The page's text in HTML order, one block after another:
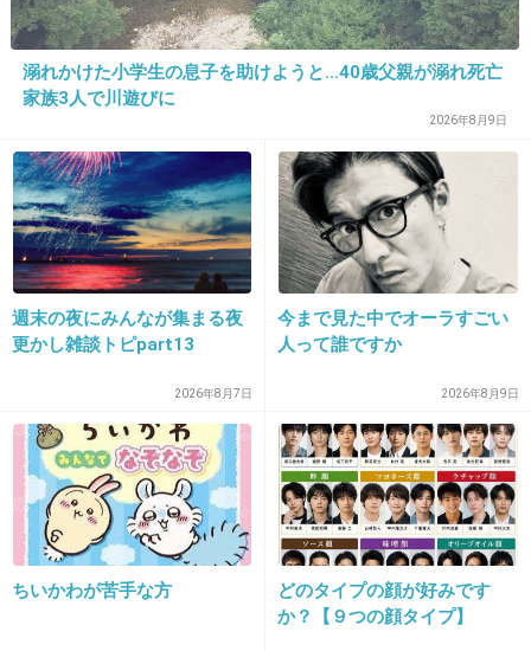
23. 匿名 2013/04/04(木) 21:04:51
17 浦安鉄筋家族だーｗ おもしろいよねｗｗ
+15
24. 匿名2013/04/04(木) 21:36:43
自分が小さい頃からおじいちゃんだったイメー
ジだったけど、意外とその頃は若かったんだ。
笑顔が可愛くてうちのじいちゃんに似てて憎め
ない。幸せに長生きしてほしい。
+14 -1
25. 匿名2013/04/04(木) 21:50:47
昔、日野だかどっかにムツゴロウ王国作ったよね。夏に行
溺れかけた小学生の息子を助けようと…40歳父親が溺れ死亡
家族3人で川遊びに
2026年8月9日
週末の夜にみんなが集まる夜
更かし雑談トピpart13
2026年8月7日
今まで見た中でオーラすごい
人って誰ですか
2026年8月9日
ちいかわが苦手な方
どのタイプの顔が好みです
か？【９つの顔タイプ】